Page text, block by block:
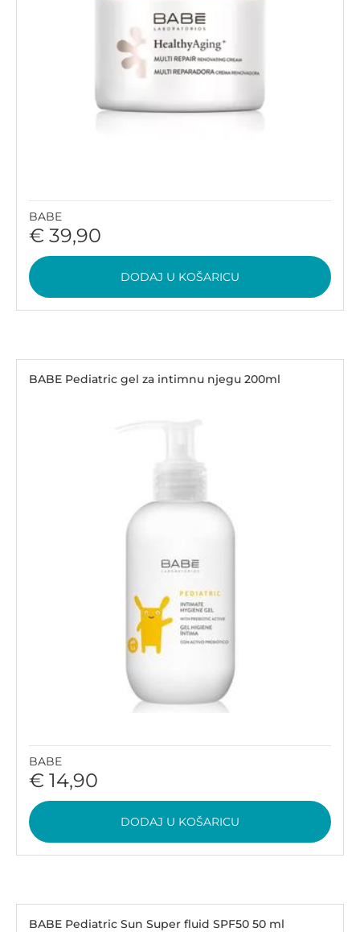
BABE
€ 39,90
DODAJ U KOŠARICU
BABE Pediatric gel za intimnu njegu 200ml
BABE
€ 14,90
DODAJ U KOŠARICU
BABE Pediatric Sun Super fluid SPF50 50 ml